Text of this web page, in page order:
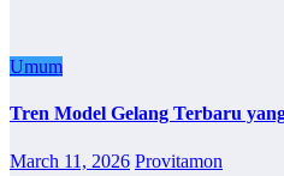
Umum
Tren Model Gelang Terbaru
March 11, 2026 Provitamon